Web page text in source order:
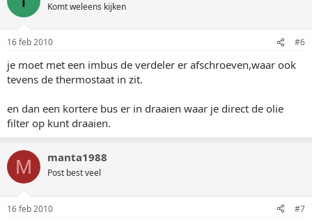
Komt weleens kijken
16 feb 2010 #6
je moet met een imbus de verdeler er afschroeven,waar ook
tevens de thermostaat in zit.
en dan een kortere bus er in draaien waar je direct de olie
filter op kunt draaien.
M manta1988
Post best veel
16 feb 2010 #7